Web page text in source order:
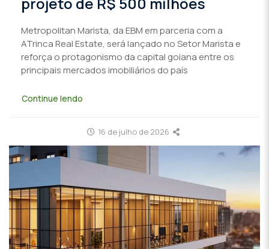
Metropolitan Marista, da EBM em parceria com a
ATrinca Real Estate, será lançado no Setor Marista e
reforça o protagonismo da capital goiana entre os
principais mercados imobiliários do país
Continue lendo
16 de julho de 2026